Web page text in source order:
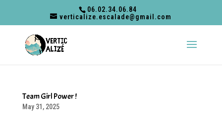
06.02.34.06.84
verticalize.escalade@gmail.com
Team Girl Power !
May 31, 2025